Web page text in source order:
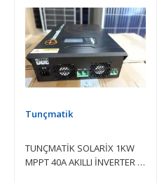
Tunçmatik
TUNÇMATİK SOLARİX 1KW
MPPT 40A AKILLI İNVERTER –